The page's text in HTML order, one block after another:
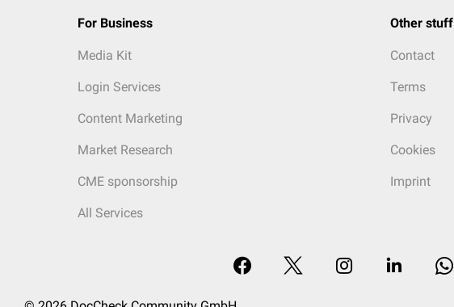
For Business
Media Kit
Login Services
Content Marketing
Market Research
CME sponsorship
All Services
Other stuff
Contact
Terms
Privacy
Cookies
Imprint